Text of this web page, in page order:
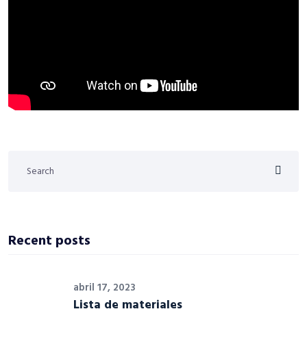
Recent posts
abril 17, 2023
Lista de materiales